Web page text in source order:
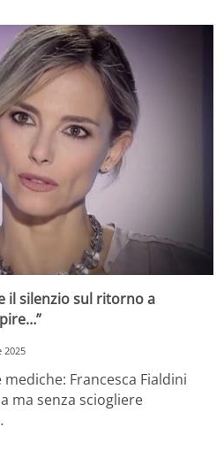
il silenzio sul ritorno a
2025
Francesca Fialdini
ma senza sciogliere